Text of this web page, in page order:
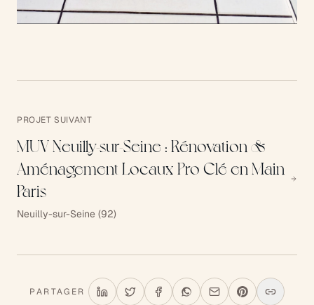
PROJET SUIVANT
MUV Neuilly-sur-Seine : Rénovation &
Aménagement Locaux Pro Clé en Main
Paris
Neuilly-sur-Seine (92)
PARTAGER